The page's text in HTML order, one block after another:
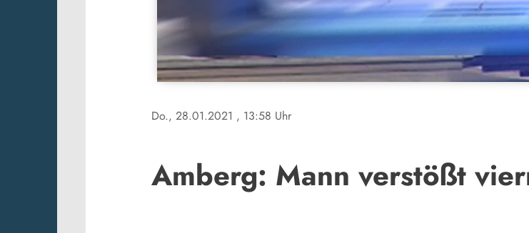
Do., 28.01.2021 , 13:58 Uhr
Amberg: Mann verstößt